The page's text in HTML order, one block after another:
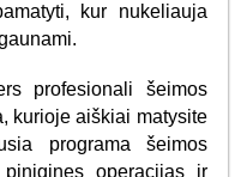
kur nukeliauja
profesionali šeimos
kurioje aiškiai matysite
programa šeimos
operacijas ir